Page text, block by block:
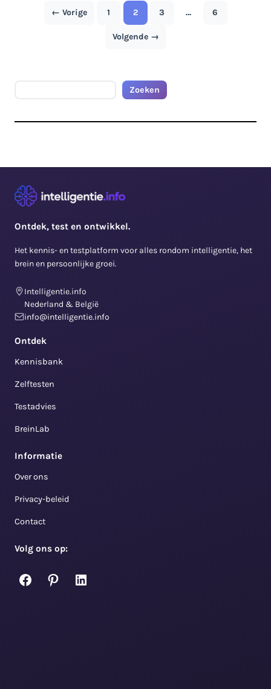
Berichten
← Vorige
Pagina
1
Pagina
2
Pagina
3 …
Pagina
6
Volgende →
Zoeken
Ontdek, test en ontwikkel.
Het kennis- en testplatform voor alles rondom intelligentie, het
brein en persoonlijke groei.
Intelligentie.info
Nederland & België
info@intelligentie.info
Ontdek
Kennisbank
Zelftesten
Testadvies
BreinLab
Informatie
Over ons
Privacy-beleid
Contact
Volg ons op:
Facebook
PinterestLinkedIn